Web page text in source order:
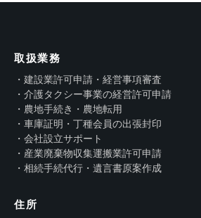
取扱業務
・建設業許可申請・経営事項審査
・介護タクシー事業の経営許可申請
・農地手続き・農地転用
・車庫証明・丁種会員の出張封印
・会社設立サポート
・産業廃棄物収集運搬業許可申請
・相続手続代行・遺言書原案作成
住所